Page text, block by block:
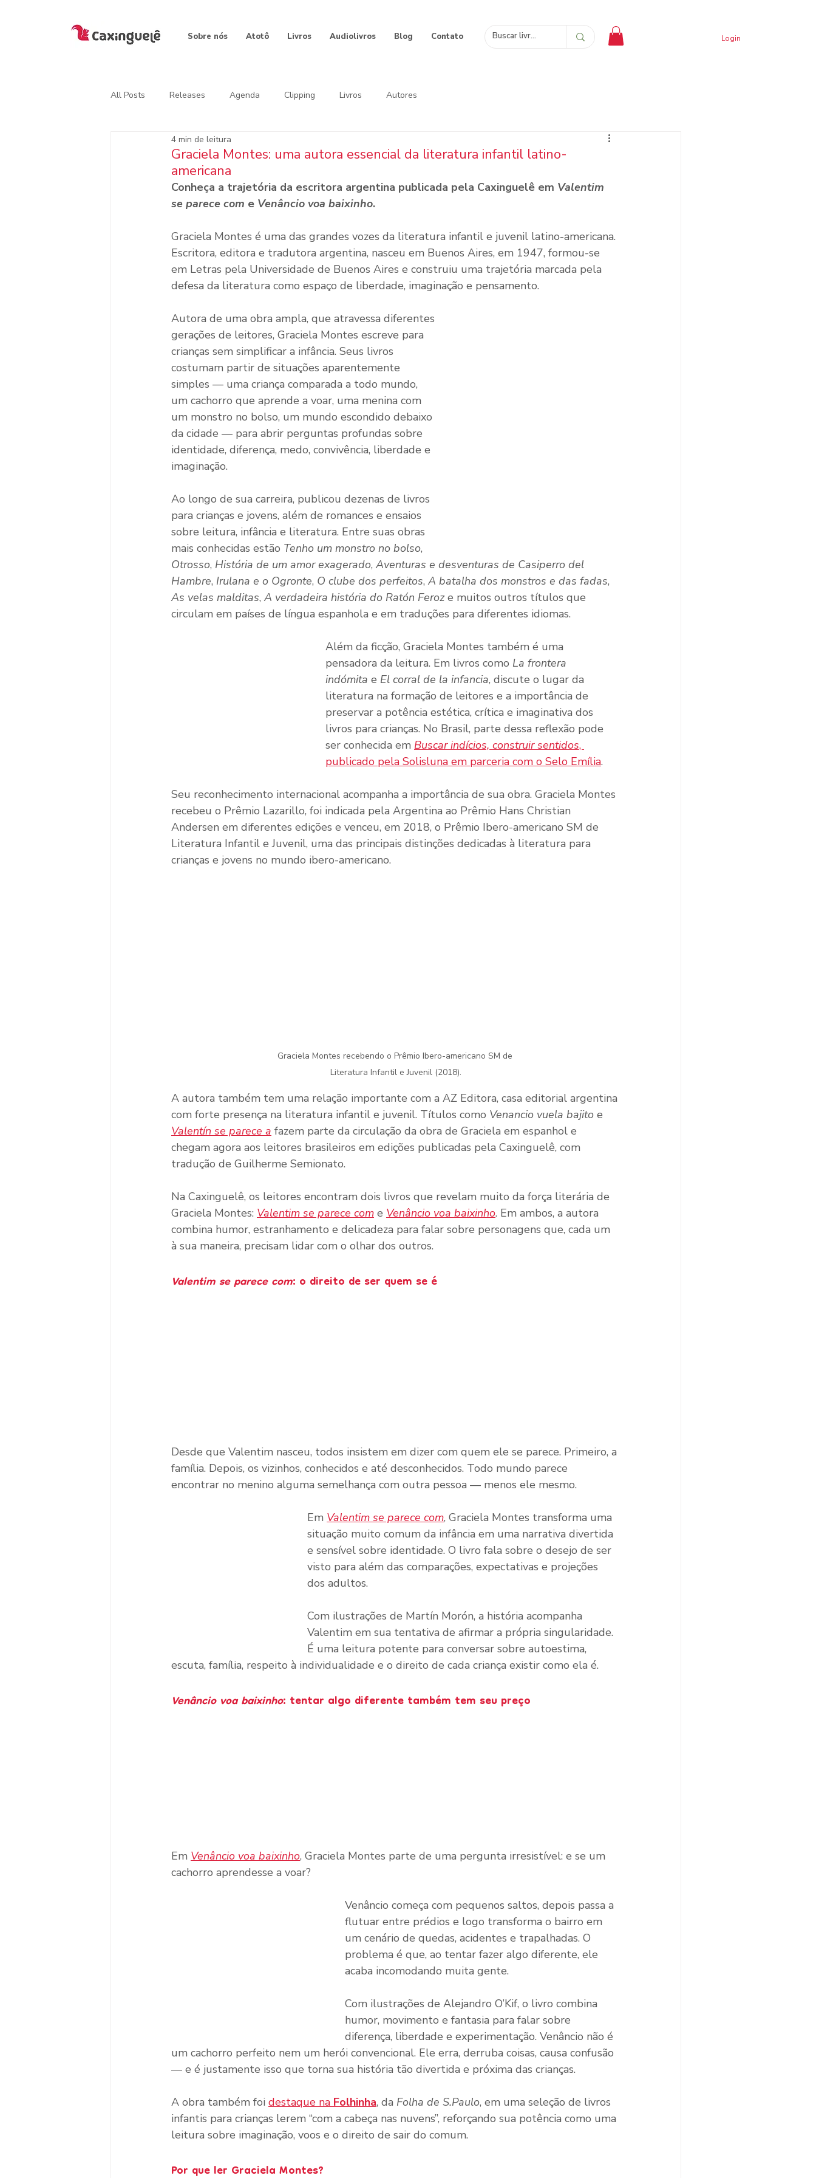
Sobre nós Atotô Livros Audiolivros Blog Contato Login
All Posts Releases Agenda Clipping Livros Autores
Graciela Montes: uma autora essencial da literatura infantil latino-
americana
4 min de leitura
Conheça a trajetória da escritora argentina publicada pela Caxinguelê em Valentim
se parece com e Venâncio voa baixinho.
Graciela Montes é uma das grandes vozes da literatura infantil e juvenil latino-americana.
Escritora, editora e tradutora argentina, nasceu em Buenos Aires, em 1947, formou-se
em Letras pela Universidade de Buenos Aires e construiu uma trajetória marcada pela
defesa da literatura como espaço de liberdade, imaginação e pensamento.
Autora de uma obra ampla, que atravessa diferentes
gerações de leitores, Graciela Montes escreve para
crianças sem simplificar a infância. Seus livros
costumam partir de situações aparentemente
simples — uma criança comparada a todo mundo,
um cachorro que aprende a voar, uma menina com
um monstro no bolso, um mundo escondido debaixo
da cidade — para abrir perguntas profundas sobre
identidade, diferença, medo, convivência, liberdade e
imaginação.
Ao longo de sua carreira, publicou dezenas de livros
para crianças e jovens, além de romances e ensaios
sobre leitura, infância e literatura. Entre suas obras
mais conhecidas estão Tenho um monstro no bolso,
Otrosso, História de um amor exagerado, Aventuras e desventuras de Casiperro del
Hambre, Irulana e o Ogronte, O clube dos perfeitos, A batalha dos monstros e das fadas,
As velas malditas, A verdadeira história do Ratón Feroz e muitos outros títulos que
circulam em países de língua espanhola e em traduções para diferentes idiomas.
Além da ficção, Graciela Montes também é uma
pensadora da leitura. Em livros como La frontera
indómita e El corral de la infancia, discute o lugar da
literatura na formação de leitores e a importância de
preservar a potência estética, crítica e imaginativa dos
livros para crianças. No Brasil, parte dessa reflexão pode
ser conhecida em Buscar indícios, construir sentidos,
publicado pela Solisluna em parceria com o Selo Emília.
Seu reconhecimento internacional acompanha a importância de sua obra. Graciela Montes
recebeu o Prêmio Lazarillo, foi indicada pela Argentina ao Prêmio Hans Christian
Andersen em diferentes edições e venceu, em 2018, o Prêmio Ibero-americano SM de
Literatura Infantil e Juvenil, uma das principais distinções dedicadas à literatura para
crianças e jovens no mundo ibero-americano.
Graciela Montes recebendo o Prêmio Ibero-americano SM de
Literatura Infantil e Juvenil (2018).
A autora também tem uma relação importante com a AZ Editora, casa editorial argentina
com forte presença na literatura infantil e juvenil. Títulos como Venancio vuela bajito e
Valentín se parece a fazem parte da circulação da obra de Graciela em espanhol e
chegam agora aos leitores brasileiros em edições publicadas pela Caxinguelê, com
tradução de Guilherme Semionato.
Na Caxinguelê, os leitores encontram dois livros que revelam muito da força literária de
Graciela Montes: Valentim se parece com e Venâncio voa baixinho. Em ambos, a autora
combina humor, estranhamento e delicadeza para falar sobre personagens que, cada um
à sua maneira, precisam lidar com o olhar dos outros.
Valentim se parece com: o direito de ser quem se é
Desde que Valentim nasceu, todos insistem em dizer com quem ele se parece. Primeiro, a
família. Depois, os vizinhos, conhecidos e até desconhecidos. Todo mundo parece
encontrar no menino alguma semelhança com outra pessoa — menos ele mesmo.
Em Valentim se parece com, Graciela Montes transforma uma
situação muito comum da infância em uma narrativa divertida
e sensível sobre identidade. O livro fala sobre o desejo de ser
visto para além das comparações, expectativas e projeções
dos adultos.
Com ilustrações de Martín Morón, a história acompanha
Valentim em sua tentativa de afirmar a própria singularidade.
É uma leitura potente para conversar sobre autoestima,
escuta, família, respeito à individualidade e o direito de cada criança existir como ela é.
Venâncio voa baixinho: tentar algo diferente também tem seu preço
Em Venâncio voa baixinho, Graciela Montes parte de uma pergunta irresistível: e se um
cachorro aprendesse a voar?
Venâncio começa com pequenos saltos, depois passa a
flutuar entre prédios e logo transforma o bairro em
um cenário de quedas, acidentes e trapalhadas. O
problema é que, ao tentar fazer algo diferente, ele
acaba incomodando muita gente.
Com ilustrações de Alejandro O’Kif, o livro combina
humor, movimento e fantasia para falar sobre
diferença, liberdade e experimentação. Venâncio não é
um cachorro perfeito nem um herói convencional. Ele erra, derruba coisas, causa confusão
— e é justamente isso que torna sua história tão divertida e próxima das crianças.
A obra também foi destaque na Folhinha, da Folha de S.Paulo, em uma seleção de livros
infantis para crianças lerem “com a cabeça nas nuvens”, reforçando sua potência como uma
leitura sobre imaginação, voos e o direito de sair do comum.
Por que ler Graciela Montes?